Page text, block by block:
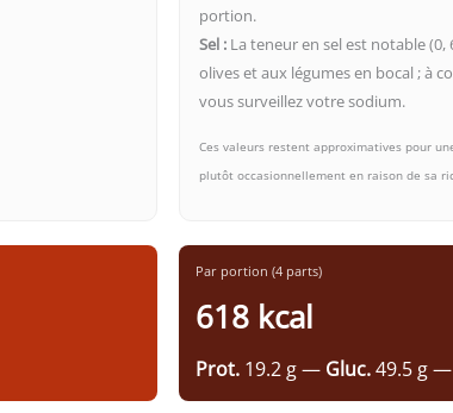
portion.
Sel : La teneur en sel est notable (0,
olives et aux légumes en bocal ; à
vous surveillez votre sodium.
Ces valeurs restent approximatives pour
plutôt occasionnellement en raison de sa
Par portion (4 parts)
618 kcal
Prot. 19.2 g — Gluc.49.5 g —